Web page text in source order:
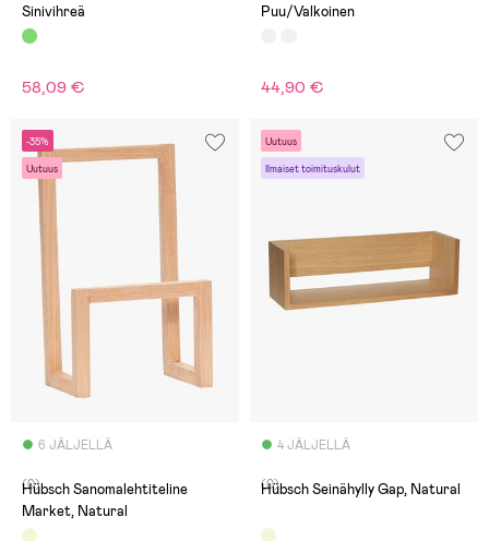
Sinivihreä
58,09 €
Puu/Valkoinen
44,90 €
-35%
Uutuus
6 JÄLJELLÄ
(0)
Hübsch Sanomalehtiteline
Market, Natural
Uutuus
Ilmaiset toimituskulut
4 JÄLJELLÄ
(0)
Hübsch Seinähylly Gap, Natural